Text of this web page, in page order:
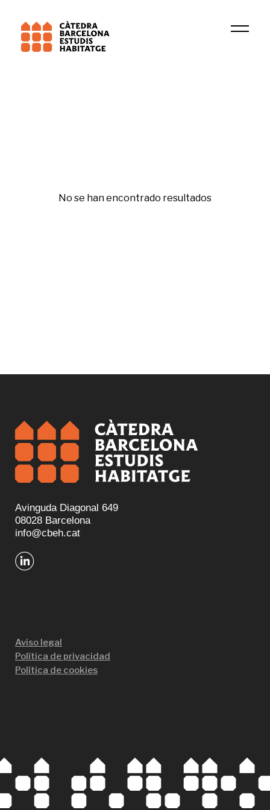
No se han encontrado resultados
Avinguda Diagonal 649
08028 Barcelona
info@cbeh.cat
Aviso legal
Política de privacidad
Política de cookies